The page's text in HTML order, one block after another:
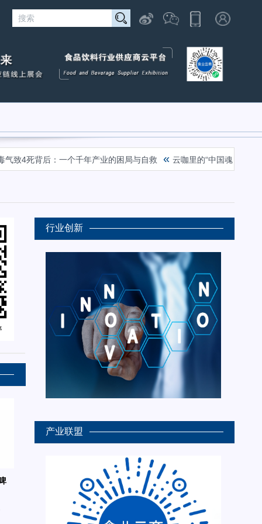
背后：一个千年产业的困局与自救 « 云咖里的“中国魂” « 十七年菌
行业创新
产业联盟